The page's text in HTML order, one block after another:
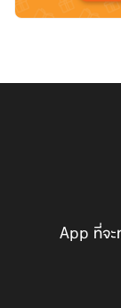
App ที่จะ